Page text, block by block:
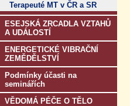
Terapeuté MT v ČR a SR
ESEJSKÁ ZRCADLA VZTAHŮ
A UDÁLOSTÍ
ENERGETICKÉ VIBRAČNÍ
ZEMĚDĚLSTVÍ
Podmínky účasti na
seminářích
VĚDOMÁ PÉČE O TĚLO